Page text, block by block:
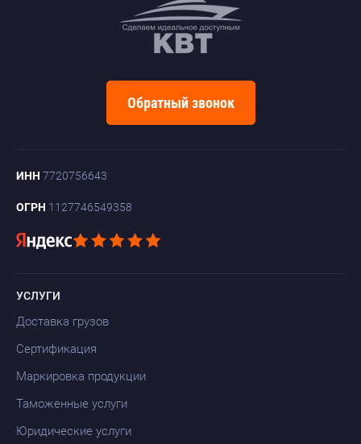
Обратный звонок
ИНН 7720756643
ОГРН 1127746549358
УСЛУГИ
Доставка грузов
Сертификация
Маркировка продукции
Таможенные услуги
Юридические услуги